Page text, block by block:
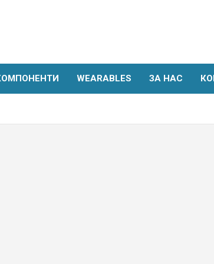
WEARABLES ЗА НАС